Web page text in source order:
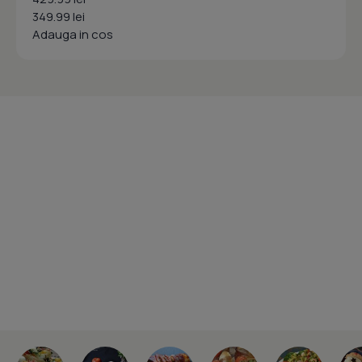
349.99 lei
Adauga in cos